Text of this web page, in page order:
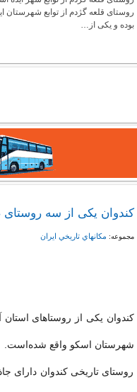
روستای قلعه گژدم از توابع شهرستان
بوده و یکی از…
کندوان یکی از سه
مجموعه: مكانهاي تاريخي ايران
کندوان یکی از روستاهای
شهرستان اسکو واقع شده‌است.
روستای تاریخی کندوان دارای